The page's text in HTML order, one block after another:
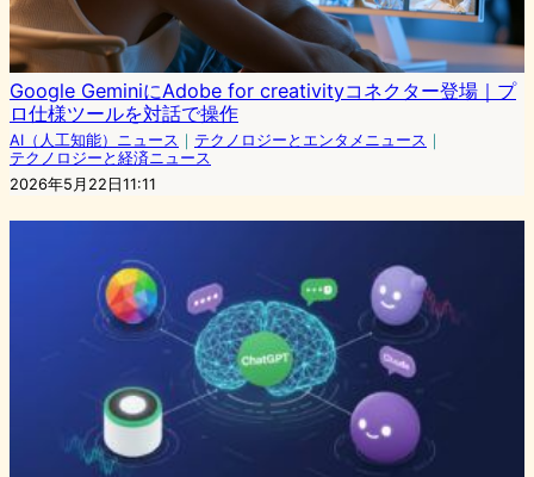
Google GeminiにAdobe for creativityコネクター登場｜プ
ロ仕様ツールを対話で操作
AI（人工知能）ニュース ｜ テクノロジーとエンタメニュース ｜
テクノロジーと経済ニュース
2026年5月22日11:11